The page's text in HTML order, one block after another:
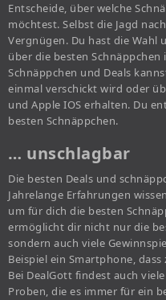
Entscheide, über welche
möchtest. Selbst die Jagd
Vergnügen. Du hast die Wahl
über die besten
Schnäppchen und Deals
einmal verschickt wird oder
und Apple IOS erhalten. Du
besten Schnäppchen.
… unschlagbar
Die besten Deals und
Jahrelange Erfahrungen
um für dich die besten
ermöglicht dir nicht nur die
sondern auch viele
Beispiel ein Smartphone,
Bei DealGott findest auch
Proben, die es immer für ein